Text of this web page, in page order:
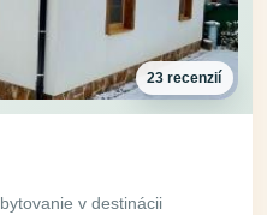
23 recenzií
v destinácii